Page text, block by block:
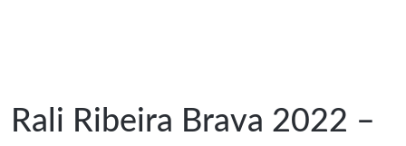
Rali Ribeira Brava 2022 –